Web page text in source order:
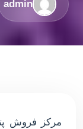
admin
مرکز فروش